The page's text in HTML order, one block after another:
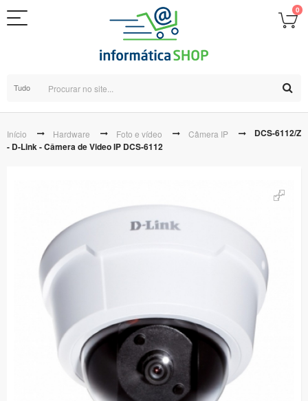
0
Tudo
Início Hardware Foto e vídeo Câmera IP
DCS-6112/Z
- D-Link - Câmera de Video IP DCS-6112